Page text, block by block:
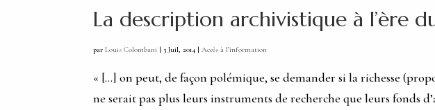
La description archivistique à l’ère
parLouis Colombani | 3 Juil, 2014 | Accès à l’information
« […] on peut, de façon polémique, se demander si la richesse
ne serait pas plus leurs instruments de recherche que leurs fonds